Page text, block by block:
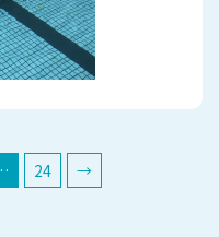
24 →